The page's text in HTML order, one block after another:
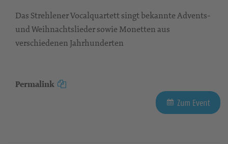
Das Strehlener Vocalquartett singt bekannte Advents-
und Weihnachtslieder sowie Monetten aus
verschiedenen Jahrhunderten
Permalink
Zum Event